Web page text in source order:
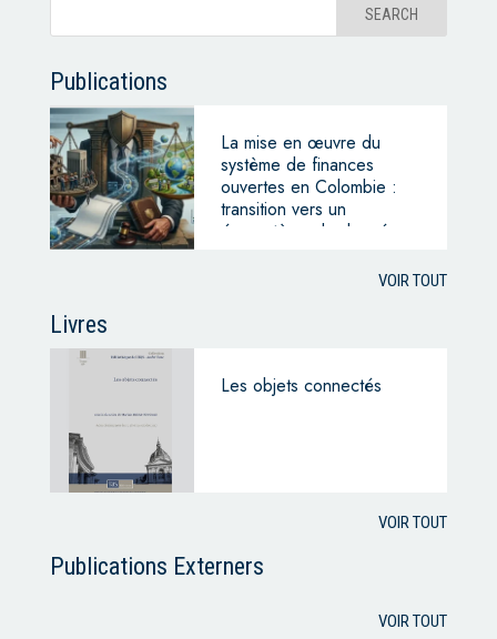
Publications
La mise en œuvre du
système de finances
ouvertes en Colombie :
transition vers un
écosystème de données
VOIR TOUT
Livres
Les objets connectés
VOIR TOUT
Publications Externers
VOIR TOUT